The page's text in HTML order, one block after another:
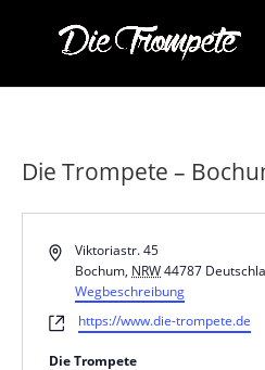
Die Trompete –
AdresseViktoriastr. 45
Bochum, NRW 44787
Wegbeschreibung
Webseitehttps://www.die-trompete.de
Die Trompete